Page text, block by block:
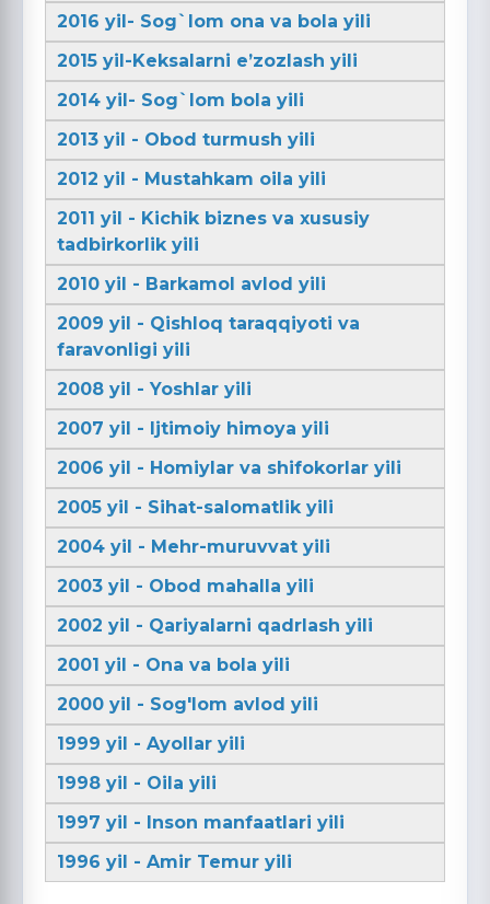
2016 yil- Sog`lom ona va bola yili
2015 yil-Keksalarni e’zozlash yili
2014 yil- Sog`lom bola yili
2013 yil - Obod turmush yili
2012 yil - Mustahkam oila yili
2011 yil - Kichik biznes va xususiy
tadbirkorlik yili
2010 yil - Barkamol avlod yili
2009 yil - Qishloq taraqqiyoti va
faravonligi yili
2008 yil - Yoshlar yili
2007 yil - Ijtimoiy himoya yili
2006 yil - Homiylar va shifokorlar yili
2005 yil - Sihat-salomatlik yili
2004 yil - Mehr-muruvvat yili
2003 yil - Obod mahalla yili
2002 yil - Qariyalarni qadrlash yili
2001 yil - Ona va bola yili
2000 yil - Sog'lom avlod yili
1999 yil - Ayollar yili
1998 yil - Oila yili
1997 yil - Inson manfaatlari yili
1996 yil - Amir Temur yili